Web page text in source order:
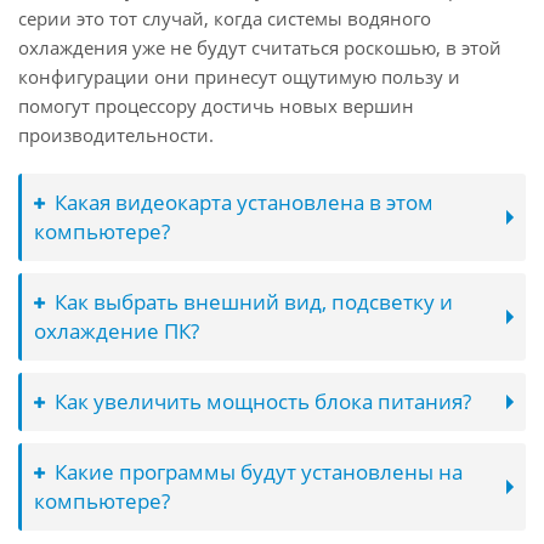
серии это тот случай, когда системы водяного
охлаждения уже не будут считаться роскошью, в этой
конфигурации они принесут ощутимую пользу и
помогут процессору достичь новых вершин
производительности.
Какая видеокарта установлена в этом
компьютере?
Как выбрать внешний вид, подсветку и
охлаждение ПК?
Как увеличить мощность блока питания?
Какие программы будут установлены на
компьютере?